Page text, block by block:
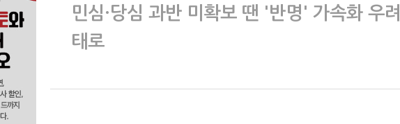
민심·당심 과반 미확보 땐 '반명' 가속화
태로